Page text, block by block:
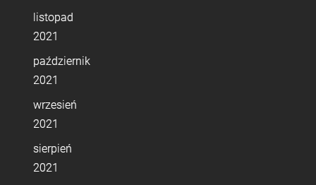
listopad
2021
październik
2021
wrzesień
2021
sierpień
2021